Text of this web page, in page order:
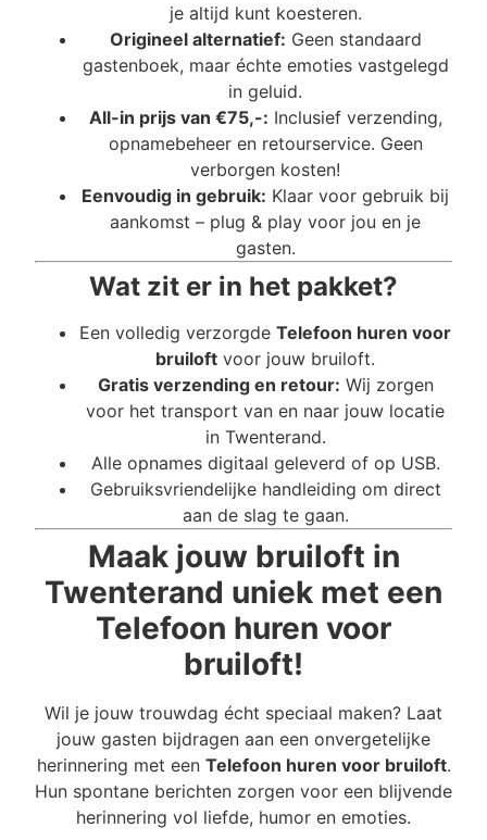
je altijd kunt koesteren.
Origineel alternatief: Geen standaard
gastenboek, maar échte emoties vastgelegd
in geluid.
All-in prijs van €75,-: Inclusief verzending,
opnamebeheer en retourservice. Geen
verborgen kosten!
Eenvoudig in gebruik: Klaar voor gebruik bij
aankomst – plug & play voor jou en je
gasten.
Wat zit er in het pakket?
Een volledig verzorgde Telefoon huren voor
bruiloft voor jouw bruiloft.
Gratis verzending en retour: Wij zorgen
voor het transport van en naar jouw locatie
in Twenterand.
Alle opnames digitaal geleverd of op USB.
Gebruiksvriendelijke handleiding om direct
aan de slag te gaan.
Maak jouw bruiloft in
Twenterand uniek met een
Telefoon huren voor
bruiloft!
Wil je jouw trouwdag écht speciaal maken? Laat
jouw gasten bijdragen aan een onvergetelijke
herinnering met een Telefoon huren voor bruiloft.
Hun spontane berichten zorgen voor een blijvende
herinnering vol liefde, humor en emoties.